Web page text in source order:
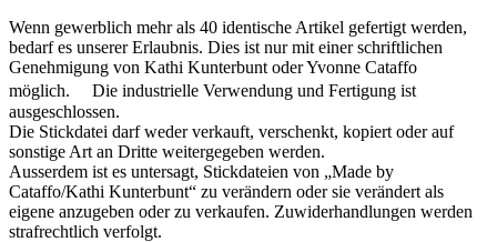
Wenn gewerblich mehr als 40 identische Artikel gefertigt werden,
bedarf es unserer Erlaubnis. Dies ist nur mit einer schriftlichen
Genehmigung von Kathi Kunterbunt oder Yvonne Cataffo
möglich. Die industrielle Verwendung und Fertigung ist
ausgeschlossen.
Die Stickdatei darf weder verkauft, verschenkt, kopiert oder auf
sonstige Art an Dritte weitergegeben werden.
Ausserdem ist es untersagt, Stickdateien von „Made by
Cataffo/Kathi Kunterbunt“ zu verändern oder sie verändert als
eigene anzugeben oder zu verkaufen. Zuwiderhandlungen werden
strafrechtlich verfolgt.